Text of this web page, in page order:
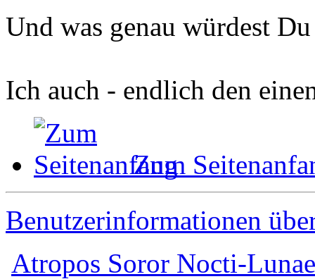
Und was genau würdest
Ich auch - endlich den
Zum
Benutzerinformationen
Atropos Soror Nocti-Lunae